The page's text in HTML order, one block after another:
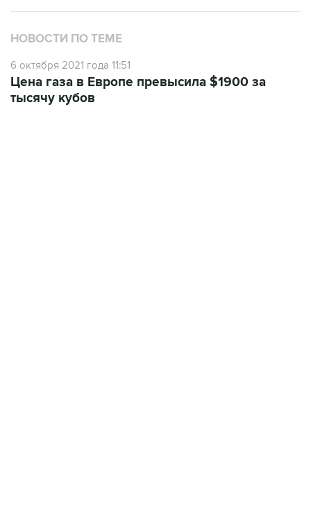
НОВОСТИ ПО ТЕМЕ
6 октября 2021 года 11:51
Цена газа в Европе превысила $1900 за
тысячу кубов